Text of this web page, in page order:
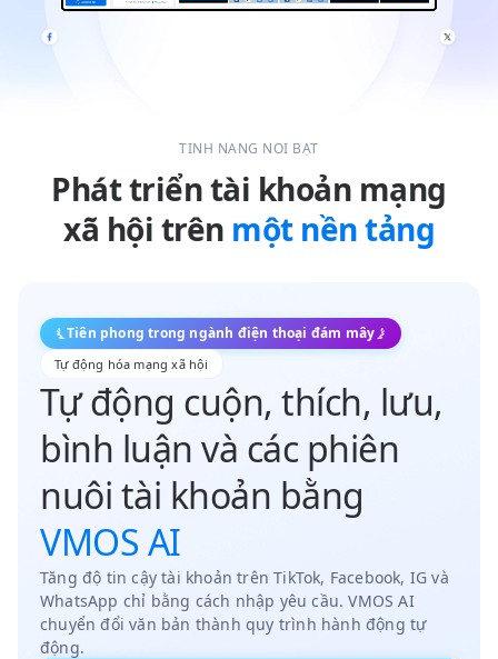
TÍNH NĂNG NỔI BẬT
Phát triển tài khoản mạng
xã hội trên một nền tảng
Tiên phong trong ngành điện thoại đám mây
Tự động hóa mạng xã hội
Tự động cuộn, thích, lưu,
bình luận và các phiên
nuôi tài khoản bằng
VMOS AI
Tăng độ tin cậy tài khoản trên TikTok, Facebook, IG và
WhatsApp chỉ bằng cách nhập yêu cầu. VMOS AI
chuyển đổi văn bản thành quy trình hành động tự
động.